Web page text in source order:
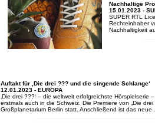
Nachhaltige
15.01.2023 -
SUPER RTL
Rechteinhaber
Nachhaltigkeit
Auftakt für ‚Die drei ??? und die singende Schlange‘
12.01.2023 - EUROPA
‚Die drei ???‘ – die weltweit erfolgreichste
erstmals auch in die Schweiz. Die Premiere von „Die
Großplanetarium Berlin statt. Anschließend ist das